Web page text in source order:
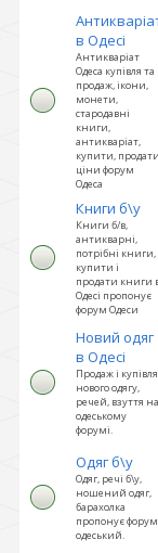
в Одесі
Антикваріат
Одеса купівля та
продаж, ікони,
монети,
стародавні
книги,
антикваріат,
купити,
ціни форум
Одеса
Книги б\у
Книги б/в,
антикварні,
потрібні книги,
купити і
продати книги
Одесі пропонує
форум Одеси
Новий одяг
в Одесі
Продаж і купівля
нового одягу,
речей, взуття на
одеському
форумі.
Одяг б\у
Одяг, речі б\у,
ношений одяг,
барахолка
пропонує форум
одеський.